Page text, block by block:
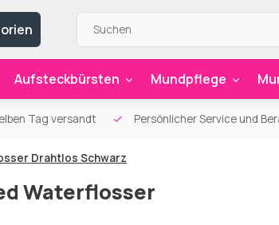
Aufsteckbürsten Mundpflege
Tag versandt Persönlicher Service und
Drahtlos Schwarz
Waterflosser